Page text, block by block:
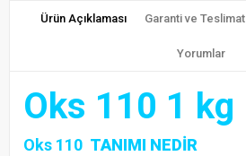
Ürün Açıklaması Garanti ve Teslimat
Yorumlar
Oks 110 1 kg
Oks 110 TANIMI NEDİR